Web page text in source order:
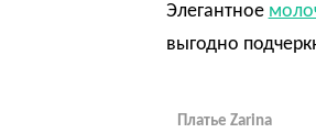
Элегантное
выгодно
Платье Zarina